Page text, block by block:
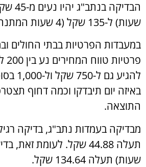
שעות) ל-135 שקל (4 שעות המתנה לתוצאה).
במעבדות הפרטיות בבתי החולים
להגיע
באיזה יום תיבדקו וכמה דחוף
התוצאה.
שעות) תעלה 134.64 שקל.